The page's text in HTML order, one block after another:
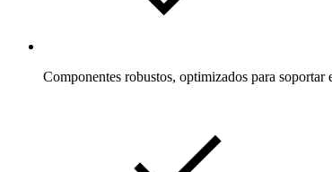
Componentes robustos, optimizados para soportar